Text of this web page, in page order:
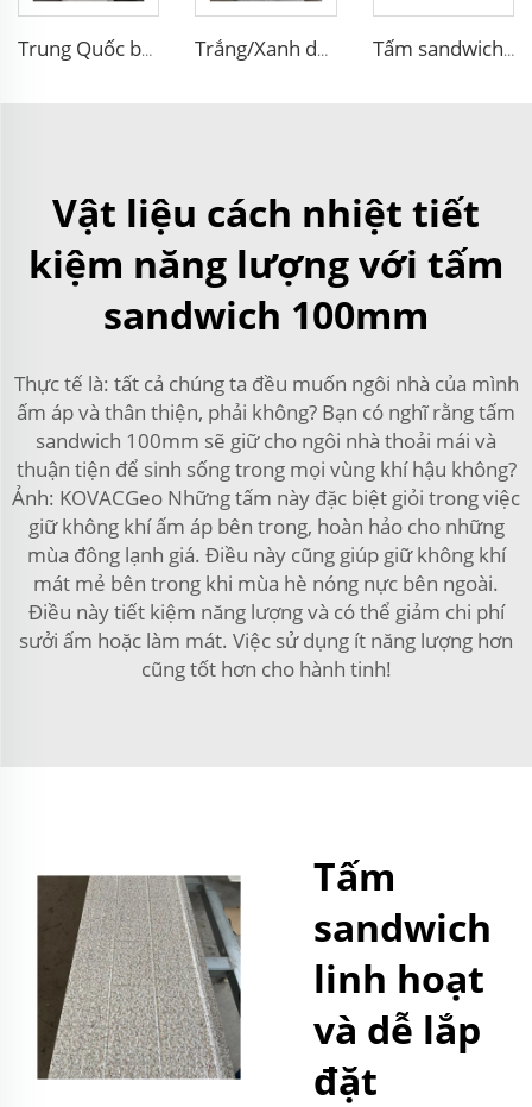
Trung Quốc bán buôn Bảng Cát Tông EPS Cách Nhiệt Mái Nhà Bọt Cát Tông Tường PU cho Tường Ngoài Trong Trắng/Xanh dương/ Xám trắng Mạ kẽm bên ngoài và bên trong tấm ốp tường cách nhiệt EPS/PUR trang trí Tấm sandwich EPS chống cháy cách nhiệt giả gỗ trang trí cho kho hàng
Vật liệu cách nhiệt tiết
kiệm năng lượng với tấm
sandwich 100mm
Thực tế là: tất cả chúng ta đều muốn ngôi nhà của mình
ấm áp và thân thiện, phải không? Bạn có nghĩ rằng tấm
sandwich 100mm sẽ giữ cho ngôi nhà thoải mái và
thuận tiện để sinh sống trong mọi vùng khí hậu không?
Ảnh: KOVACGeo Những tấm này đặc biệt giỏi trong việc
giữ không khí ấm áp bên trong, hoàn hảo cho những
mùa đông lạnh giá. Điều này cũng giúp giữ không khí
mát mẻ bên trong khi mùa hè nóng nực bên ngoài.
Điều này tiết kiệm năng lượng và có thể giảm chi phí
sưởi ấm hoặc làm mát. Việc sử dụng ít năng lượng hơn
cũng tốt hơn cho hành tinh!
Tấm
sandwich
linh hoạt
và dễ lắp
đặt